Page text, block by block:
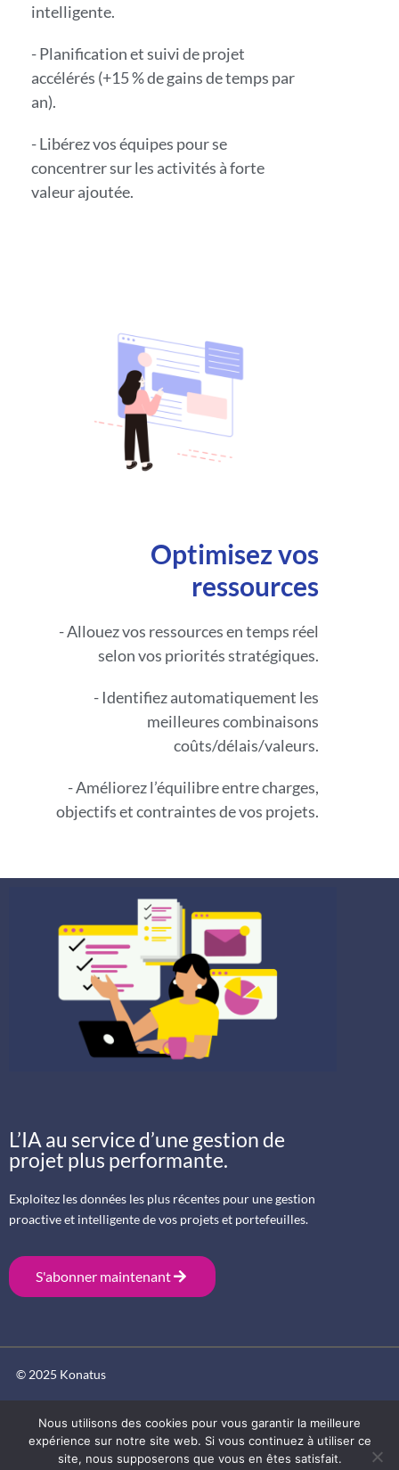
intelligente.
- Planification et suivi de projet
accélérés (+15 % de gains de temps par
an).
- Libérez vos équipes pour se
concentrer sur les activités à forte
valeur ajoutée.
Optimisez vos
ressources
- Allouez vos ressources en temps réel
selon vos priorités stratégiques.
- Identifiez automatiquement les
meilleures combinaisons
coûts/délais/valeurs.
- Améliorez l’équilibre entre charges,
objectifs et contraintes de vos projets.
L’IA au service d’une gestion de
projet plus performante.
Exploitez les données les plus récentes pour une gestion
proactive et intelligente de vos projets et portefeuilles.
S'abonner maintenant
© 2025 Konatus
Nous utilisons des cookies pour vous garantir la meilleure
expérience sur notre site web. Si vous continuez à utiliser ce
site, nous supposerons que vous en êtes satisfait.